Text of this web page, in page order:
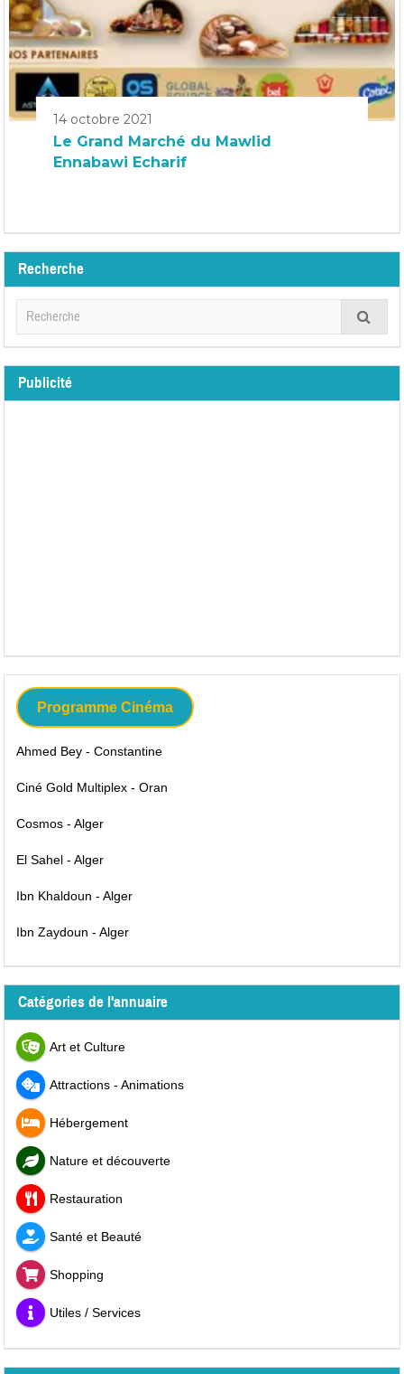
14 octobre 2021
Le Grand Marché du Mawlid
Ennabawi Echarif
Recherche
Publicité
Programme Cinéma
Ahmed Bey - Constantine
Ciné Gold Multiplex - Oran
Cosmos - Alger
El Sahel - Alger
Ibn Khaldoun - Alger
Ibn Zaydoun - Alger
Catégories de l'annuaire
Art et Culture
Attractions - Animations
Hébergement
Nature et découverte
Restauration
Santé et Beauté
Shopping
Utiles / Services